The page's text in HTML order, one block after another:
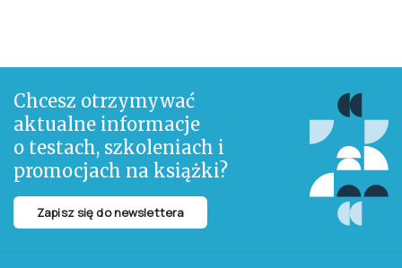
Chcesz otrzymywać
aktualne informacje
o testach, szkoleniach i
promocjach na książki?
Zapisz się do newslettera